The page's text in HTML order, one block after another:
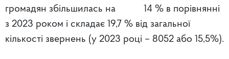
громадян збільшилась на 14 % в порівнянні
з 2023 роком і складає 19,7 % від загальної
кількості звернень (у 2023 році – 8052 або 15,5%).